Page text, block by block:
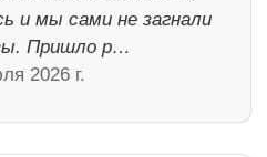
и мы сами не загнали
Пришло р…
2026 г.